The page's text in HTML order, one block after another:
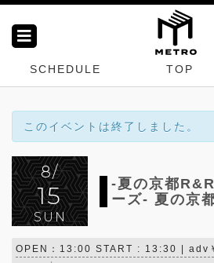
SCHEDULE TOP
このイベントは終了しました。
8/
15
SUN
-夏の京都
ーズ- 夏の京
OPEN：13:00 START : 13:30 | adv